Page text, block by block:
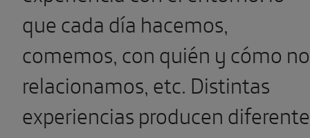
que cada día hacemos,
comemos, con quién y cómo
relacionamos, etc. Distintas
experiencias producen